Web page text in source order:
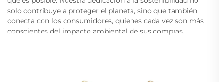
solo contribuye a proteger el planeta, sino que también
conecta con los consumidores, quienes cada vez son más
conscientes del impacto ambiental de sus compras.